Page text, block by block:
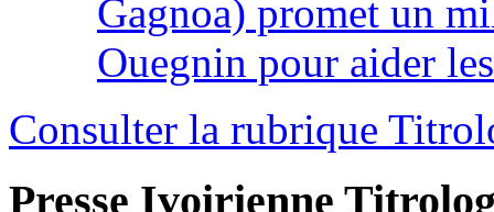
Gagnoa) promet un
Ouegnin pour aider
Consulter la rubrique
Presse Ivoirienne